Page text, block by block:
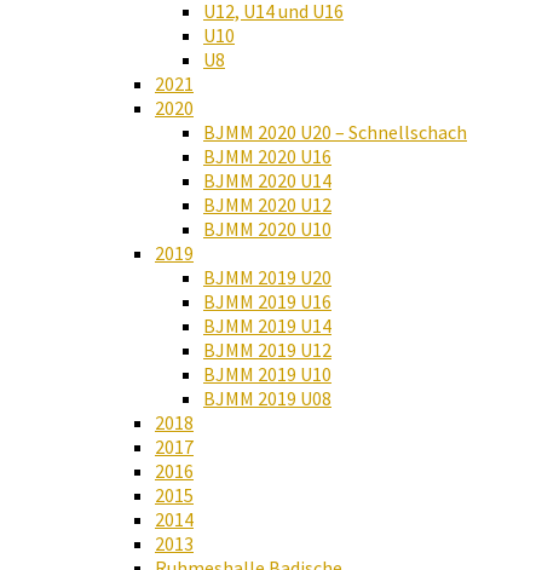
U12, U14 und U16
U10
U8
2021
2020
BJMM 2020 U20 – Schnellschach
BJMM 2020 U16
BJMM 2020 U14
BJMM 2020 U12
BJMM 2020 U10
2019
BJMM 2019 U20
BJMM 2019 U16
BJMM 2019 U14
BJMM 2019 U12
BJMM 2019 U10
BJMM 2019 U08
2018
2017
2016
2015
2014
2013